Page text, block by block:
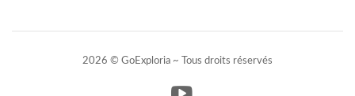
2026 © GoExploria ~ Tous droits réservés